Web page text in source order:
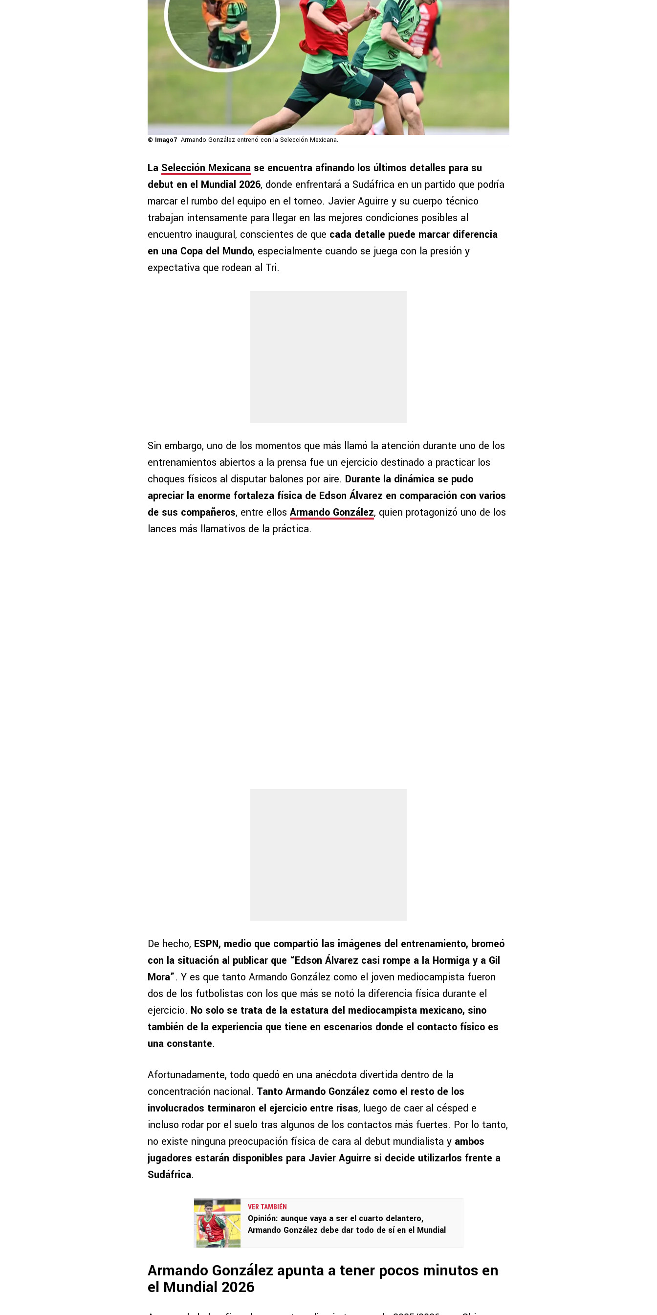
© Imago7 Armando González entrenó con la Selección Mexicana.
La Selección Mexicana se encuentra afinando los últimos detalles para su
debut en el Mundial 2026, donde enfrentará a Sudáfrica en un partido que podría
marcar el rumbo del equipo en el torneo. Javier Aguirre y su cuerpo técnico
trabajan intensamente para llegar en las mejores condiciones posibles al
encuentro inaugural, conscientes de que cada detalle puede marcar diferencia
en una Copa del Mundo, especialmente cuando se juega con la presión y
expectativa que rodean al Tri.
Sin embargo, uno de los momentos que más llamó la atención durante uno de los
entrenamientos abiertos a la prensa fue un ejercicio destinado a practicar los
choques físicos al disputar balones por aire. Durante la dinámica se pudo
apreciar la enorme fortaleza física de Edson Álvarez en comparación con varios
de sus compañeros, entre ellos Armando González, quien protagonizó uno de los
lances más llamativos de la práctica.
De hecho, ESPN, medio que compartió las imágenes del entrenamiento, bromeó
con la situación al publicar que “Edson Álvarez casi rompe a la Hormiga y a Gil
Mora”. Y es que tanto Armando González como el joven mediocampista fueron
dos de los futbolistas con los que más se notó la diferencia física durante el
ejercicio. No solo se trata de la estatura del mediocampista mexicano, sino
también de la experiencia que tiene en escenarios donde el contacto físico es
una constante.
Afortunadamente, todo quedó en una anécdota divertida dentro de la
concentración nacional. Tanto Armando González como el resto de los
involucrados terminaron el ejercicio entre risas, luego de caer al césped e
incluso rodar por el suelo tras algunos de los contactos más fuertes. Por lo tanto,
no existe ninguna preocupación física de cara al debut mundialista y ambos
jugadores estarán disponibles para Javier Aguirre si decide utilizarlos frente a
Sudáfrica.
VER TAMBIÉN
Opinión: aunque vaya a ser el cuarto delantero,
Armando González debe dar todo de sí en el Mundial
Armando González apunta a tener pocos minutos en
el Mundial 2026